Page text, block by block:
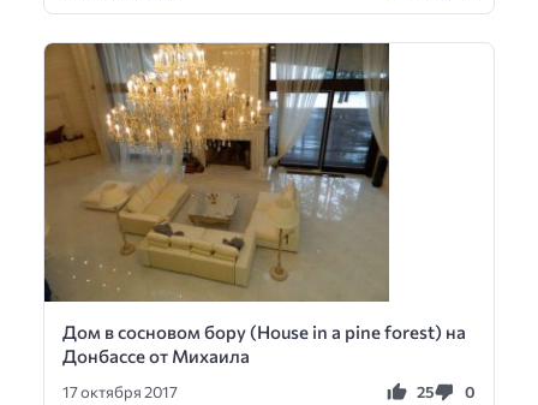
Дом в сосновом бору (House in a pine forest) на
Донбассе от Михаила
17 октября 2017 25 0